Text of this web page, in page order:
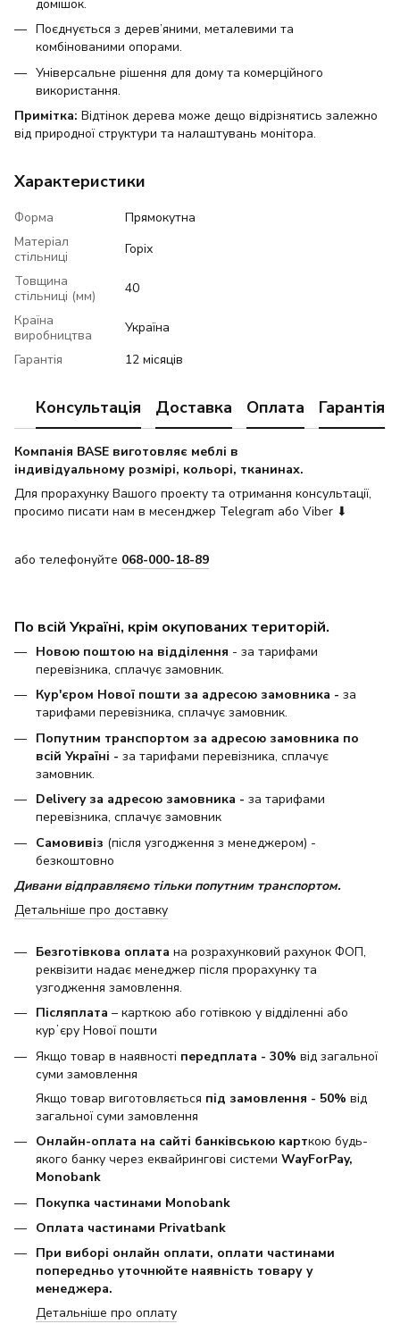
домішок.
Поєднується з дерев’яними, металевими та
комбінованими опорами.
Універсальне рішення для дому та комерційного
використання.
Примітка: Відтінок дерева може дещо відрізнятись залежно
від природної структури та налаштувань монітора.
Характеристики
Форма
Прямокутна
Матеріал
стільниці
Горіх
Товщина
стільниці (мм)
40
Країна
виробництва
Україна
Гарантія
12 місяців
Консультація Доставка Оплата Гарантія
Компанія BASE виготовляє меблі в
індивідуальному розмірі, кольорі, тканинах.
Для прорахунку Вашого проекту та отримання консультації,
просимо писати нам в месенджер Telegram або Viber ⬇
або телефонуйте 068-000-18-89
По всій Україні, крім окупованих територій.
Новою поштою на відділення - за тарифами
перевізника, сплачує замовник.
Кур'єром Нової пошти за адресою замовника - за
тарифами перевізника, сплачує замовник.
Попутним транспортом за адресою замовника по
всій Україні - за тарифами перевізника, сплачує
замовник.
Delivery за адресою замовника - за тарифами
перевізника, сплачує замовник
Самовивіз (після узгодження з менеджером) -
безкоштовно
Дивани відправляємо тільки попутним транспортом.
Детальніше про доставку
Безготівкова оплата на розрахунковий рахунок ФОП,
реквізити надає менеджер після прорахунку та
узгодження замовлення.
Післяплата – карткою або готівкою у відділенні або
курʼєру Нової пошти
Якщо товар в наявності передплата - 30% від загальної
суми замовлення
Якщо товар виготовляється під замовлення - 50% від
загальної суми замовлення
Онлайн-оплата на сайті банківською карткою будь-
якого банку через еквайрингові системи WayForPay,
Monobank
Покупка частинами Monobank
Оплата частинами Privatbank
При виборі онлайн оплати, оплати частинами
попередньо уточнюйте наявність товару у
менеджера.
Детальніше про оплату